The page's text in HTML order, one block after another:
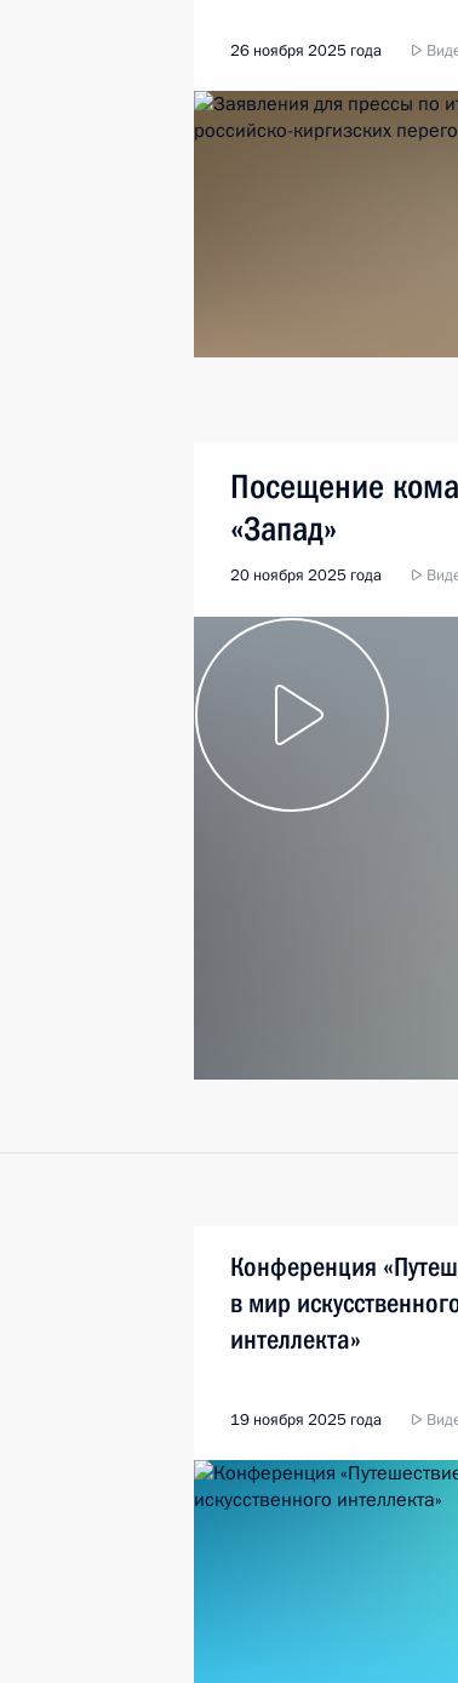
26 ноября 2025 года
Посещение
«Запад»
20 ноября 2025 года
Конференция
в мир
интеллекта»
19 ноября 2025 года